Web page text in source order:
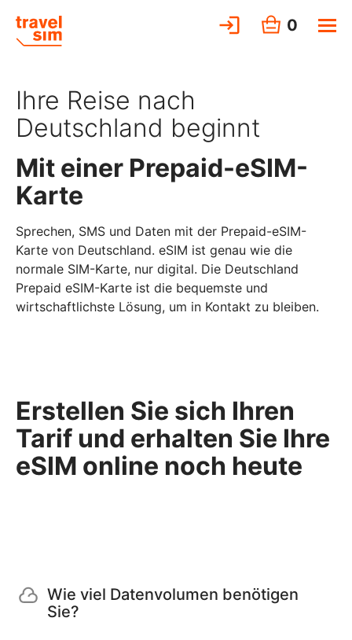
0
Ihre Reise nach
Deutschland beginnt
Mit einer Prepaid-eSIM-
Karte
Sprechen, SMS und Daten mit der Prepaid-eSIM-
Karte von Deutschland. eSIM ist genau wie die
normale SIM-Karte, nur digital. Die Deutschland
Prepaid eSIM-Karte ist die bequemste und
wirtschaftlichste Lösung, um in Kontakt zu bleiben.
Erstellen Sie sich Ihren
Tarif und erhalten Sie Ihre
eSIM online noch heute
Wie viel Datenvolumen benötigen
Sie?